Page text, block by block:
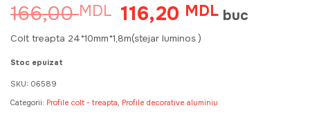
166,00MDL Prețul
inițial
a
116,20 MDLPrețul
curent
buc
Colt treapta 24*10mm*1,8m(stejar luminos )
Stoc epuizat
SKU: 06589
Categorii: Profile colt - treapta, Profile decorative aluminiu